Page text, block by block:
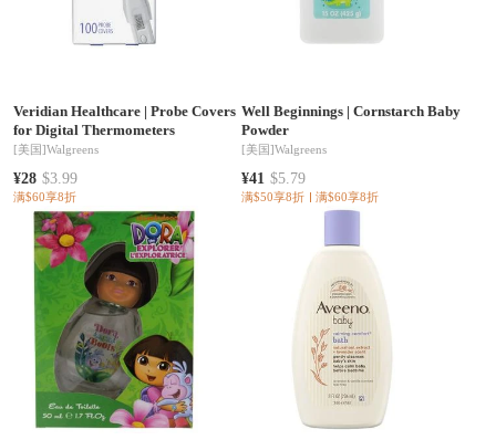
Veridian Healthcare| Probe Covers
for Digital Thermometers
[美国]Walgreens
¥28 $3.99
满$60享8折
Well Beginnings |Cornstarch Baby
Powder
[美国]Walgreens
¥41 $5.79
满$50享8折 满$60享8折